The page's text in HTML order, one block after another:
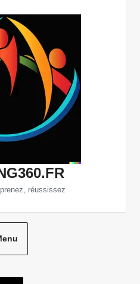
réussissez